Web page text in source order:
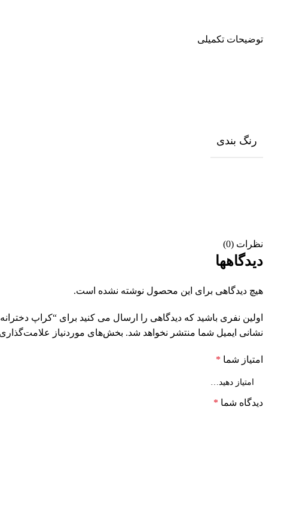
توضیحات تکمیلی
رنگ بندی
نظرات (0)
دیدگاهها
هیچ دیدگاهی برای این محصول نوشته نشده است.
اولین نفری باشید که دیدگاهی را ارسال می کنید برای “کراپ دخترانه
نشانی ایمیل شما منتشر نخواهد شد. بخش‌های موردنیاز
امتیاز شما *
دیدگاه شما *